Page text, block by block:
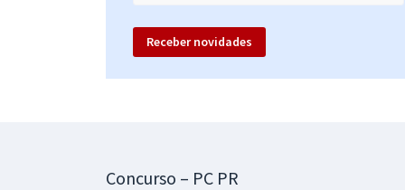
Receber novidades
Concurso – PC PR